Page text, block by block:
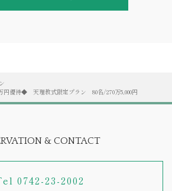
円優待◆ 天理教式限定プラン 80名/270万5,000円
& CONTACT
0742-23-2002